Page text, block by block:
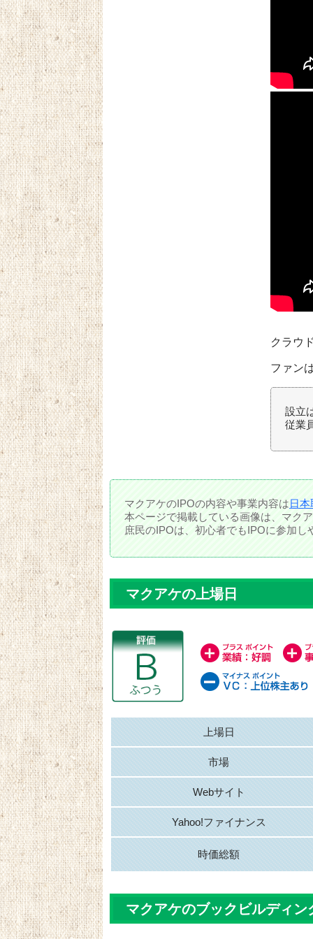
クラウ
ファン
設立
従業
マクアケのIPOの内容や事業内容は日
本ページで掲載している画像は、マク
庶民のIPOは、初心者でもIPOに参加
マクアケの上場日
上場日
市場
Webサイト
Yahoo!ファイナンス
時価総額
マクアケのブックビルディン